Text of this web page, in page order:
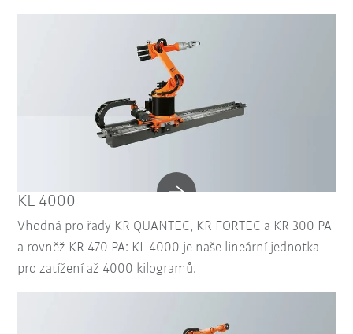
KL 4000
Vhodná pro řady KR QUANTEC, KR FORTEC a KR 300 PA
a rovněž KR 470 PA: KL 4000 je naše lineární jednotka
pro zatížení až 4000 kilogramů.